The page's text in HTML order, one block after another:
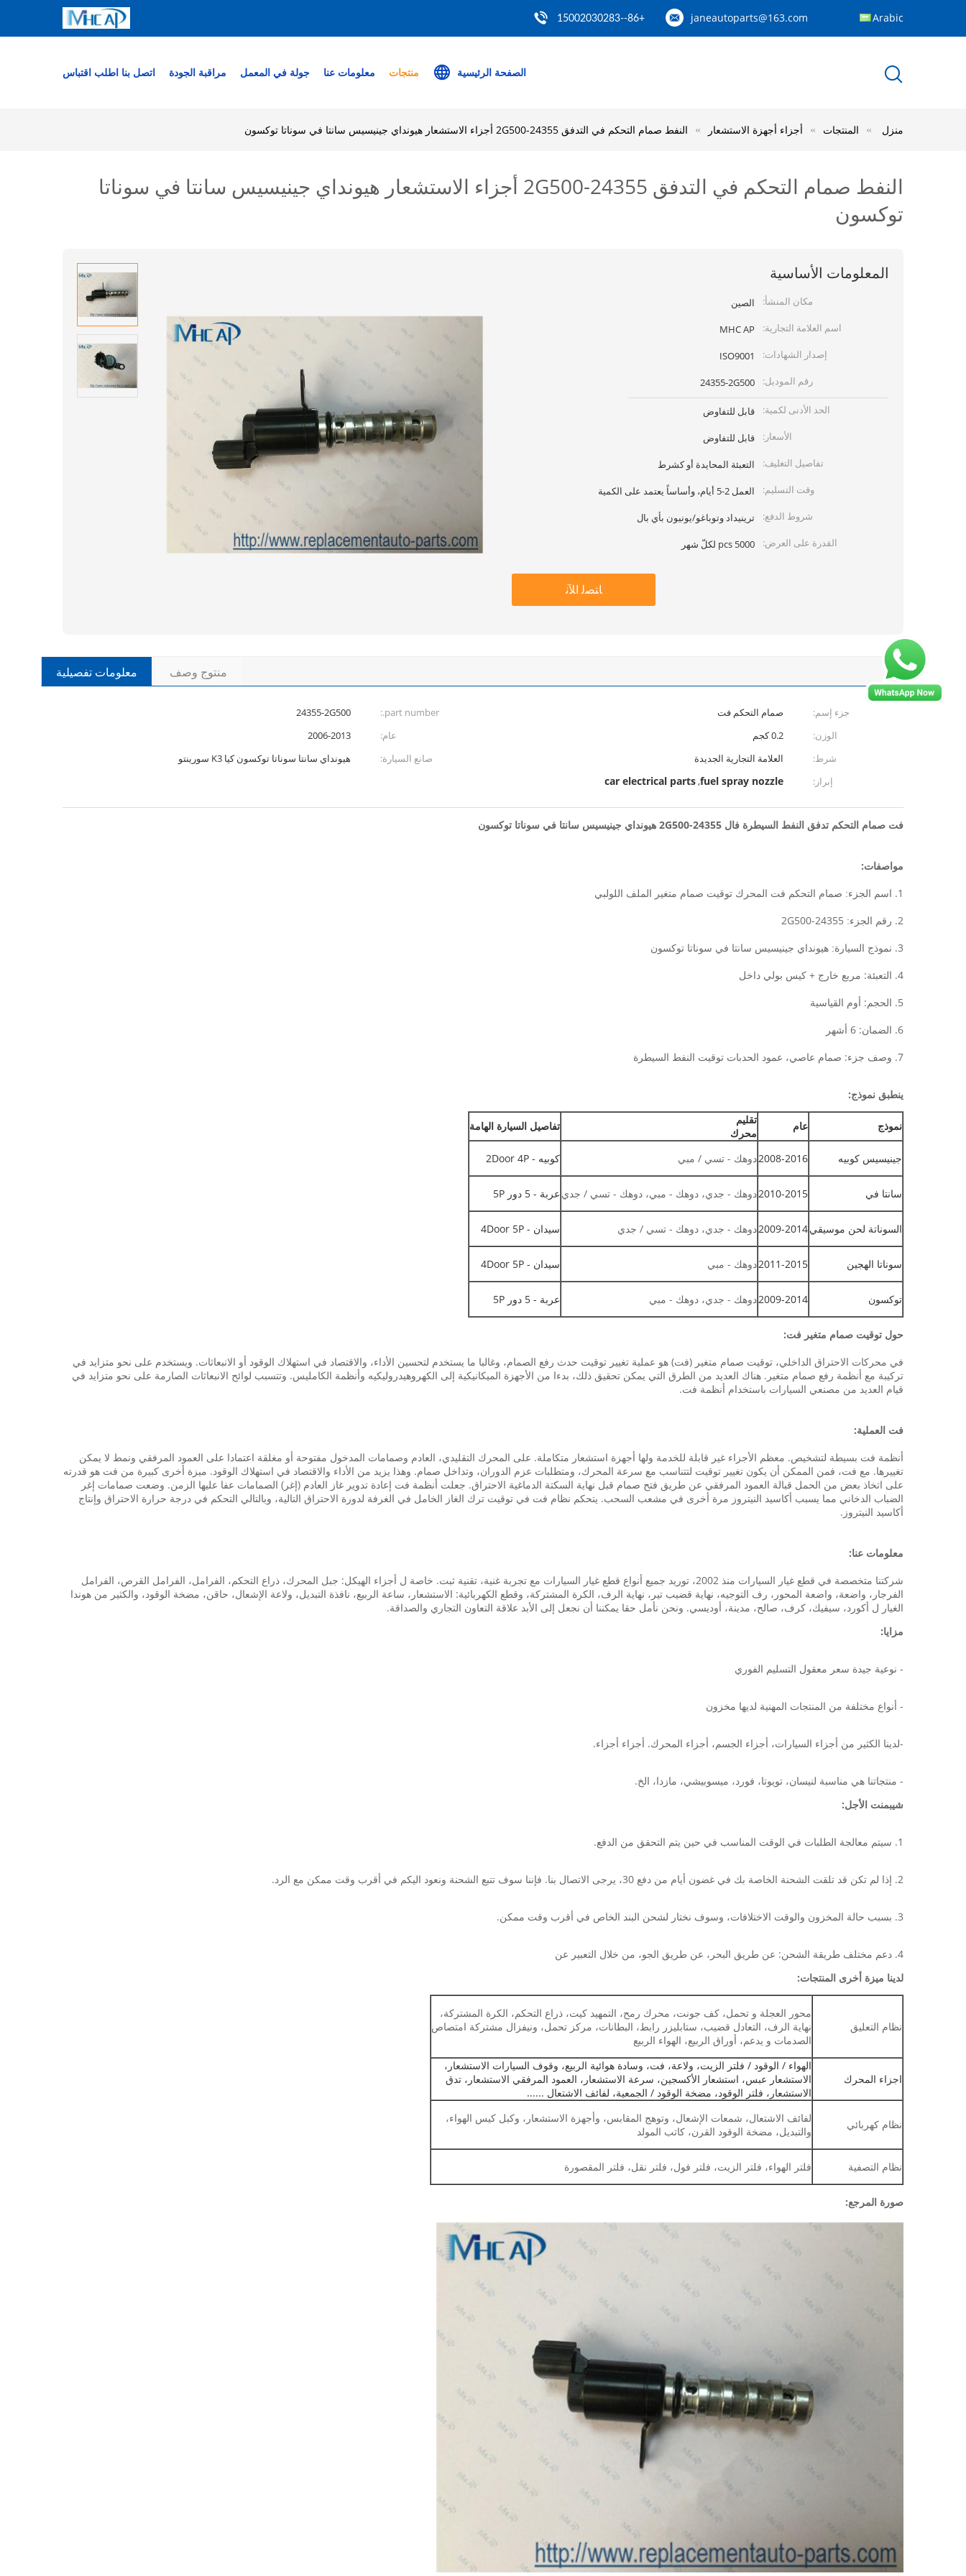
janeautoparts@163.com
+86--15002030283 Arabic
الصفحة الرئيسية منتجات معلومات عنا جولة في المعمل مراقبة الجودة اتصل بنا اطلب اقتباس
منزل المنتجات أجزاء أجهزة الاستشعار النفط صمام التحكم في التدفق 24355-2G500 أجزاء الاستشعار هيونداي جينيسيس سانتا في سوناتا توكسون
النفط صمام التحكم في التدفق 24355-2G500 أجزاء الاستشعار هيونداي جينيسيس سانتا في سوناتا
توكسون
المعلومات الأساسية
مكان المنشأ:
الصين
اسم العلامة التجارية:
MHC AP
إصدار الشهادات:
ISO9001
رقم الموديل:
24355-2G500
الحد الأدنى لكمية:
قابل للتفاوض
الأسعار:
قابل للتفاوض
تفاصيل التغليف:
التعبئة المحايدة أو كشرط
وقت التسليم:
العمل 2-5 أيام، وأساساً يعتمد على الكمية
شروط الدفع:
ترينيداد وتوباغو/يونيون بأي بال
القدرة على العرض:
5000 pcs لكلّ شهر
ﺎﺘﺼﻟ ﺍﻶﻧ
معلومات تفصيلية منتوج وصف
جزء إسم: صمام التحكم فت part number.:
24355-2G500
الوزن:
0.2 كجم عام:
2006-2013
شرط:
العلامة التجارية الجديدة صانع السيارة:
هيونداي سانتا سوناتا توكسون كيا K3 سورينتو
إبراز:
fuel spray nozzle
,
car electrical parts
فت صمام التحكم تدفق النفط السيطرة فال 24355-2G500 هيونداي جينيسيس سانتا في سوناتا توكسون
مواصفات:
1.
اسم الجزء: صمام التحكم فت المحرك توقيت صمام متغير الملف اللولبي
2. رقم الجزء:
3. نموذج السيارة: هيونداي جينيسيس سانتا في سوناتا توكسون
4. التعبئة: مربع خارج + كيس بولي داخل
5. الحجم: أوم القياسية
6. الضمان: 6 أشهر
7. وصف جزء: صمام عاصي، عمود الحدبات توقيت النفط السيطرة
ينطبق نموذج:
نموذج عام
تقليم
محرك
تفاصيل السيارة الهامة
جينيسيس كوبيه 2008-2016دوهك - تسي / مبي كوبيه - 2Door 4P
سانتا في 2010-2015دوهك - جدي، دوهك - مبي، دوهك - تسي / جدي عربة - 5 دور 5P
السوناتة لحن موسيقي2009-2014دوهك - جدي، دوهك - تسي / جدي سيدان - 4Door 5P
سوناتا الهجين 2011-2015دوهك - مبي سيدان - 4Door 5P
توكسون 2009-2014دوهك - جدي، دوهك - مبي عربة - 5 دور 5P
حول توقيت صمام متغير فت:
في محركات الاحتراق الداخلي، توقيت صمام متغير (فت) هو عملية تغيير توقيت حدث رفع الصمام، وغالبا ما يستخدم لتحسين الأداء، والاقتصاد في استهلاك الوقود أو الانبعاثات. ويستخدم على نحو متزايد في
تركيبة مع أنظمة رفع صمام متغير. هناك العديد من الطرق التي يمكن تحقيق ذلك، بدءا من الأجهزة الميكانيكية إلى الكهروهيدروليكيه وأنظمة الكامليس. وتتسبب لوائح الانبعاثات الصارمة على نحو متزايد في
قيام العديد من مصنعي السيارات باستخدام أنظمة فت.
فت العملية:
أنظمة فت بسيطة لتشخيص. معظم الأجزاء غير قابلة للخدمة ولها أجهزة استشعار متكاملة. على المحرك التقليدي، العادم وصمامات المدخول مفتوحة أو مغلقة اعتمادا على العمود المرفقي ونمط لا يمكن
تغييرها. مع فت، فمن الممكن أن يكون تغيير توقيت لتتناسب مع سرعة المحرك، ومتطلبات عزم الدوران، وتداخل صمام. وهذا يزيد من الأداء والاقتصاد في استهلاك الوقود. ميزة أخرى كبيرة من فت هو قدرته
على اتخاذ بعض من الحمل قبالة العمود المرفقي عن طريق فتح صمام قبل نهاية السكتة الدماغية الاحتراق. جعلت أنظمة فت إعادة تدوير غاز العادم (إغر) الصمامات عفا عليها الزمن. وضعت صمامات إغر
الضباب الدخاني مما يسبب أكاسيد النيتروز مرة أخرى في مشعب السحب. يتحكم نظام فت في توقيت ترك الغاز الخامل في الغرفة لدورة الاحتراق التالية، وبالتالي التحكم في درجة حرارة الاحتراق وإنتاج
أكاسيد النيتروز.
معلومات عنا:
شركتنا متخصصة في قطع غيار السيارات منذ 2002، توريد جميع أنواع قطع غيار السيارات مع تجربة غنية، تقنية ثبت. خاصة ل أجزاء الهيكل: جبل المحرك، ذراع التحكم، الفرامل، الفرامل القرص، الفرامل
الفرجار، واضعة، واضعة المحور، رف التوجيه، نهاية قضيب تير، نهاية الرف، الكرة المشتركة، وقطع الكهربائية: الاستشعار، ساعة الربيع، نافذة التبديل، ولاعة الإشعال، حاقن، مضخة الوقود، والكثير من هوندا
الغيار ل أكورد، سيفيك، كرف، صالح، مدينة، أوديسي. ونحن نأمل حقا يمكننا أن نجعل إلى الأبد علاقة التعاون التجاري والصداقة.
مزايا:
- نوعية جيدة سعر معقول التسليم الفوري
- أنواع مختلفة من المنتجات المهنية لديها مخزون
-لدينا الكثير من أجزاء السيارات، أجزاء الجسم، أجزاء المحرك. أجزاء أجزاء.
- منتجاتنا هي مناسبة لنيسان، تويوتا، فورد، ميسوبيشي، مازدا، الخ.
شيبمنت الأجل:
1. سيتم معالجة الطلبات في الوقت المناسب في حين يتم التحقق من الدفع.
2. إذا لم تكن قد تلقت الشحنة الخاصة بك في غضون أيام من دفع 30، يرجى الاتصال بنا. فإننا سوف تتبع الشحنة ونعود اليكم في أقرب وقت ممكن مع الرد.
3. بسبب حالة المخزون والوقت الاختلافات، وسوف نختار لشحن البند الخاص في أقرب وقت ممكن.
4. دعم مختلف طريقة الشحن: عن طريق البحر، عن طريق الجو، من خلال التعبير عن
لدينا ميزة أخرى المنتجات:
نظام التعليق
محور العجلة و تحمل، كف جونت، محرك رمح، التمهيد كيت، ذراع التحكم، الكرة المشتركة،
نهاية الرف، التعادل قضيب، ستابليزر رابط، البطانات، مركز تحمل، ونيفزال مشتركة امتصاص
الصدمات و يدعم، أوراق الربيع، الهواء الربيع
اجزاء المحرك
الهواء / الوقود / فلتر الزيت، ولاعة، فت، وسادة هوائية الربيع، وقوف السيارات الاستشعار،
الاستشعار عبس، استشعار الأكسجين، سرعة الاستشعار، العمود المرفقي الاستشعار، تدق
الاستشعار، فلتر الوقود، مضخة الوقود / الجمعية، لفائف الاشتعال ......
نظام كهربائي
لفائف الاشتعال، شمعات الإشعال، وتوهج المقابس، وأجهزة الاستشعار، وكبل كيس الهواء،
والتبديل، مضخة الوقود القرن، كاتب المولد
نظام التصفية فلتر الهواء، فلتر الزيت، فلتر فول، فلتر نقل، فلتر المقصورة
صورة المرجع: